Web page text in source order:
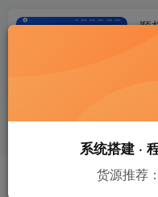
顺
友链申请 免责
系统搭建 ·
货源推荐：